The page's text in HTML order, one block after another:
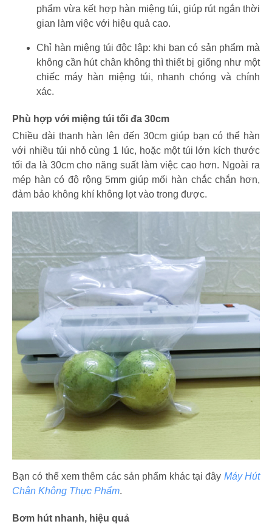
phẩm vừa kết hợp hàn miệng túi, giúp rút ngắn thời
gian làm việc với hiệu quả cao.
Chỉ hàn miệng túi độc lập: khi bạn có sản phẩm mà
không cần hút chân không thì thiết bị giống như một
chiếc máy hàn miệng túi, nhanh chóng và chính
xác.
Phù hợp với miệng túi tối đa 30cm
Chiều dài thanh hàn lên đến 30cm giúp bạn có thể hàn
với nhiều túi nhỏ cùng 1 lúc, hoặc một túi lớn kích thước
tối đa là 30cm cho năng suất làm việc cao hơn. Ngoài ra
mép hàn có độ rộng 5mm giúp mối hàn chắc chắn hơn,
đảm bảo không khí không lọt vào trong được.
Bạn có thể xem thêm các sản phẩm khác tại đây Máy Hút
Chân Không Thực Phẩm.
Bơm hút nhanh, hiệu quả